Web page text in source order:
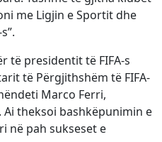
me Ligjin e Sportit dhe
të presidentit të FIFA-s
të Përgjithshëm të FIFA-
Marco Ferri,
theksoi bashkëpunimin e
në pah sukseset e